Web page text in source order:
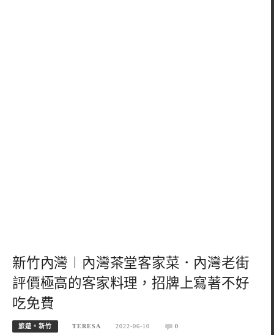
新竹內灣︱內灣茶堂客家菜．內灣老街
評價極高的客家料理，招牌上寫著不好
吃免費
旅遊。新竹 TERESA 2022-06-10 0